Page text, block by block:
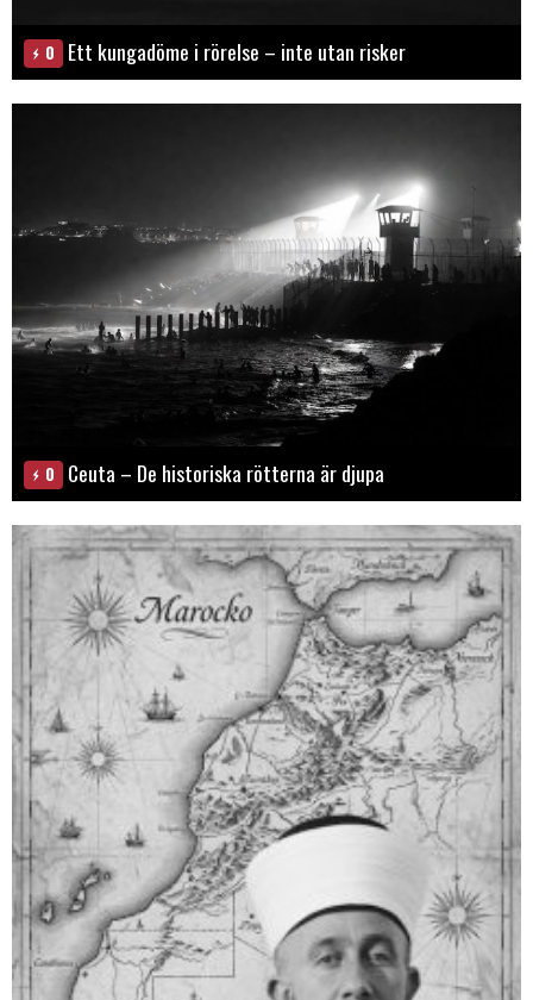
0 Ett kungadöme i rörelse – inte utan risker
0 Ceuta – De historiska rötterna är djupa